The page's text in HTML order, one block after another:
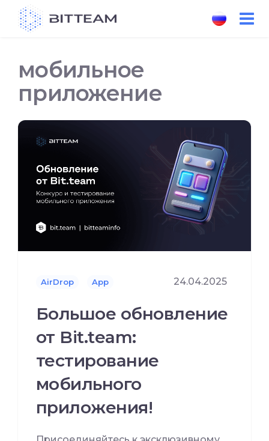
мобильное
приложение
AirDrop App 24.04.2025
Большое обновление
от Bit.team:
тестирование
мобильного
приложения!